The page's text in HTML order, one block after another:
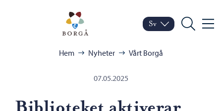
Porvoo – Gå till
Byt språk
Nuvarande språk:
Sv
Sök Meny
Hem Nyheter Vårt Borgå
07.05.2025